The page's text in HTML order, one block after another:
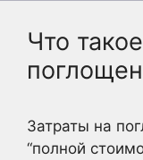
Что
Затраты на
“полной